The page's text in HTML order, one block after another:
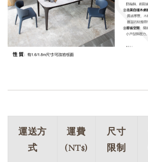
運送方
式
運費
(NT$)
尺寸
限制